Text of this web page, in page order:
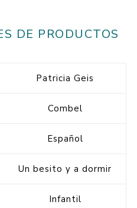
DE PRODUCTOS
Patricia Geis
Combel
Español
Un besito y a dormir
Infantil